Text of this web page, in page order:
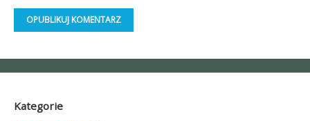
Kategorie